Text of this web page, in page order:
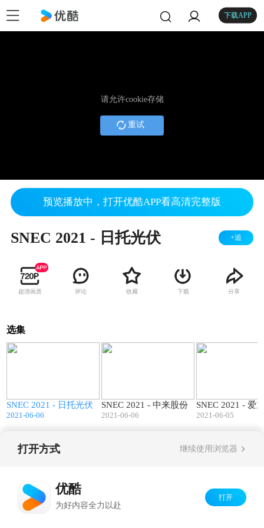
下载APP
请允许cookie存储
重试
预览播放中，打开优酷APP看高清完整版
SNEC 2021 - 日托光伏 +追
超清画质 评论 收藏 下载 分享
选集
SNEC 2021 - 日托光伏
2021-06-06
SNEC 2021 - 中来股份
2021-06-06
SNEC 2021 - 爱
2021-06-05
打开方式 继续使用浏览器
优酷
为好内容全力以赴
打开